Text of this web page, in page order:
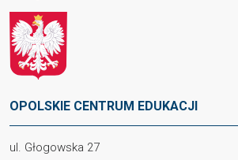
OPOLSKIE CENTRUM EDUKACJI
ul. Głogowska 27